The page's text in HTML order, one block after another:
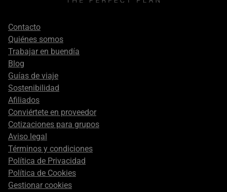
Footer
secondary
Contacto
Quiénes somos
Trabajar en buendía
Blog
Guías de viaje
Sostenibilidad
Afiliados
Conviértete en proveedor
Cotizaciones para grupos
Aviso legal
Términos y condiciones
Política de Privacidad
Política de Cookies
Gestionar cookies